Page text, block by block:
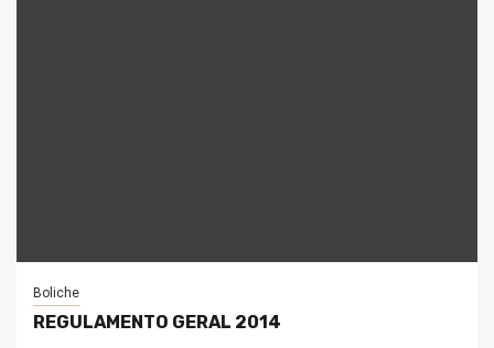
Boliche
REGULAMENTO GERAL 2014